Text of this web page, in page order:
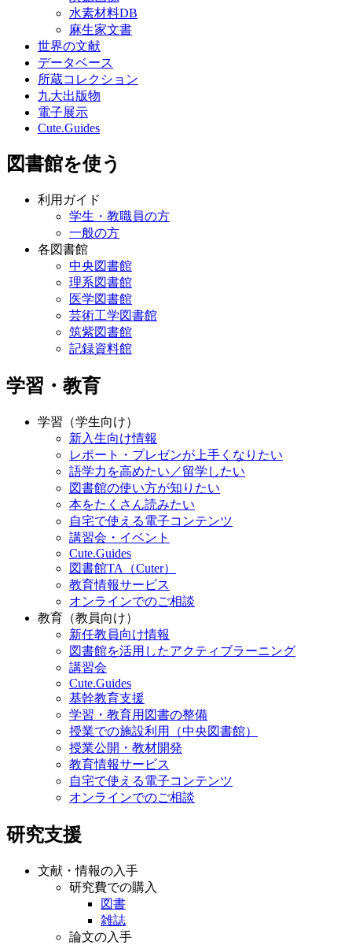
水素材料DB
麻生家文書
世界の文献
データベース
所蔵コレクション
九大出版物
電子展示
Cute.Guides
図書館を使う
利用ガイド
学生・教職員の方
一般の方
各図書館
中央図書館
理系図書館
医学図書館
芸術工学図書館
筑紫図書館
記録資料館
学習・教育
学習（学生向け）
新入生向け情報
レポート・プレゼンが上手くなりたい
語学力を高めたい／留学したい
図書館の使い方が知りたい
本をたくさん読みたい
自宅で使える電子コンテンツ
講習会・イベント
Cute.Guides
図書館TA（Cuter）
教育情報サービス
オンラインでのご相談
教育（教員向け）
新任教員向け情報
図書館を活用したアクティブラーニング
講習会
Cute.Guides
基幹教育支援
学習・教育用図書の整備
授業での施設利用（中央図書館）
授業公開・教材開発
教育情報サービス
自宅で使える電子コンテンツ
オンラインでのご相談
研究支援
文献・情報の入手
研究費での購入
図書
雑誌
論文の入手